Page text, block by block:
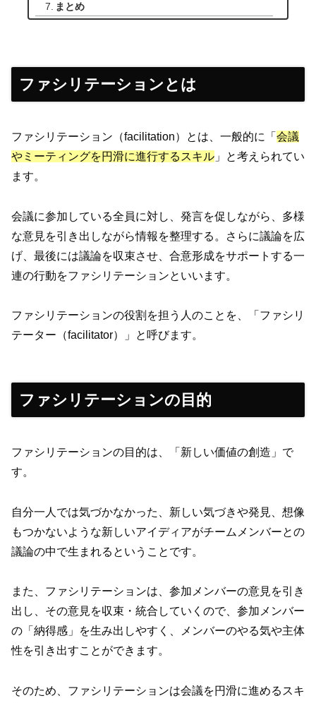
まとめ
ファシリテーションとは
ファシリテーション（facilitation）とは、一般的に「 会議
やミーティングを円滑に進行するスキル 」と考えられてい
ます。
会議に参加している全員に対し、発言を促しながら、多様
な意見を引き出しながら情報を整理する。さらに議論を広
げ、最後には議論を収束させ、合意形成をサポートする一
連の行動をファシリテーションといいます。
ファシリテーションの役割を担う人のことを、「ファシリ
テーター（facilitator）」と呼びます。
ファシリテーションの目的
ファシリテーションの目的は、「新しい価値の創造」で
す。
自分一人では気づかなかった、新しい気づきや発見、想像
もつかないような新しいアイディアがチームメンバーとの
議論の中で生まれるということです。
また、ファシリテーションは、参加メンバーの意見を引き
出し、その意見を収束・統合していくので、参加メンバー
の「納得感」を生み出しやすく、メンバーのやる気や主体
性を引き出すことができます。
そのため、ファシリテーションは会議を円滑に進めるスキ